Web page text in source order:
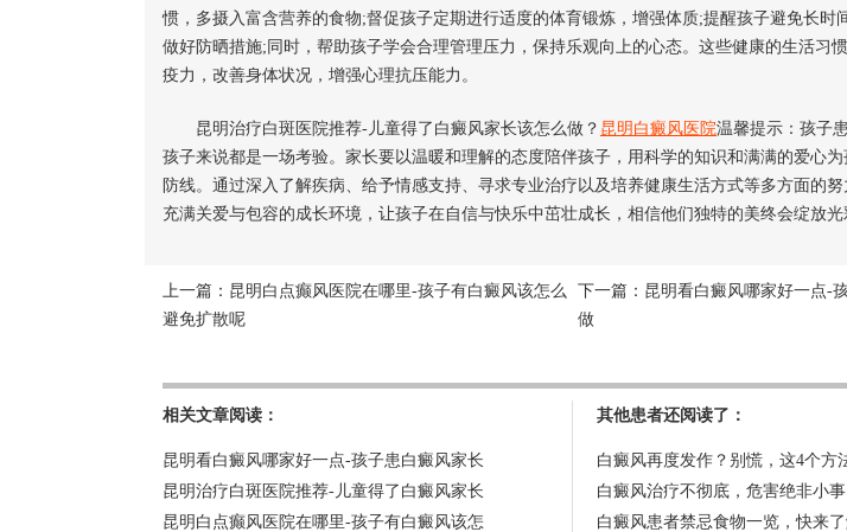
惯，多摄入富含营养的食物;督促孩子定期进行适度的体育锻炼，增强体质;提醒孩子避免长时
做好防晒措施;同时，帮助孩子学会合理管理压力，保持乐观向上的心态。这些健康的生活习
疫力，改善身体状况，增强心理抗压能力。
昆明治疗白斑医院推荐-儿童得了白癜风家长该怎么做？ 昆明白癜风医院温馨提示：孩子
孩子来说都是一场考验。家长要以温暖和理解的态度陪伴孩子，用科学的知识和满满的爱心
防线。通过深入了解疾病、给予情感支持、寻求专业治疗以及培养健康生活方式等多方面的
充满关爱与包容的成长环境，让孩子在自信与快乐中茁壮成长，相信他们独特的美终会绽放光
上一篇： 昆明白点癫风医院在哪里-孩子有白癜风该怎么
避免扩散呢
下一篇： 昆明看白癜风哪家好一点-
做
相关文章阅读：
昆明看白癜风哪家好一点-孩子患白癜风家长
昆明治疗白斑医院推荐-儿童得了白癜风家长
昆明白点癫风医院在哪里-孩子有白癜风该怎
其他患者还阅读了：
白癜风再度发作？别慌，这4个方
白癜风治疗不彻底，危害绝非小
白癜风患者禁忌食物一览，快来了